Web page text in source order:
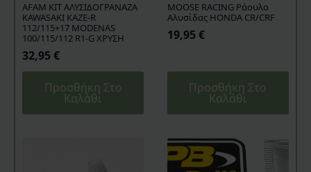
AFAM KIT ΑΛΥΣΙΔΟΓΡΑΝΑΖΑ
KAWASAKI KAZE-R
112/115+17 MODENAS
100/115/112 R1-G ΧΡΥΣΗ
32,95 €
Προσθήκη Στο
Καλάθι
MOOSE RACING Ράουλο
Αλυσίδας HONDA CR/CRF
19,95 €
Προσθήκη Στο
Καλάθι